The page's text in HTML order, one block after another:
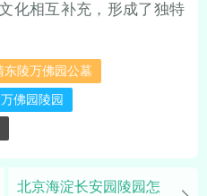
化相互补充，形成了独特
东陵万佛园公墓
佛园陵园
北京海淀长安园陵园怎